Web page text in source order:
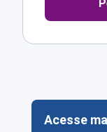
Acesse